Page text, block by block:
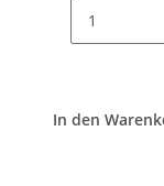
In den